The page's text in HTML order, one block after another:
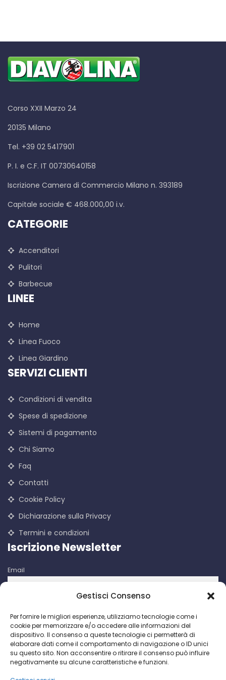
Gestisci Consenso
Per fornire le migliori esperienze, utilizziamo tecnologie come i
cookie per memorizzare e/o accedere alle informazioni del
dispositivo. Il consenso a queste tecnologie ci permetterà di
elaborare dati come il comportamento di navigazione o ID unici
su questo sito. Non acconsentire o ritirare il consenso può influire
negativamente su alcune caratteristiche e funzioni.
Corso XXII Marzo 24
20135 Milano
Tel. +39 02 5417901
P. I. e C.F. IT 00730640158
Iscrizione Camera di Commercio Milano n. 393189
Capitale sociale € 468.000,00 i.v.
CATEGORIE
Accenditori
Pulitori
Barbecue
LINEE
Home
Linea Fuoco
Linea Giardino
SERVIZI CLIENTI
Condizioni di vendita
Spese di spedizione
Sistemi di pagamento
Chi Siamo
Faq
Contatti
Cookie Policy
Dichiarazione sulla Privacy
Termini e condizioni
Iscrizione Newsletter
Email
raccolti verranno utilizzati per attività di comunicazioni
promozionali da parte di Facco Giuseppe & C. S.p.a.